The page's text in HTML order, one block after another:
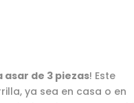
de 3 piezas! Este
ya sea en casa o en